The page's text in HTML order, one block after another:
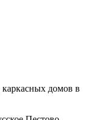
каркасных домов в